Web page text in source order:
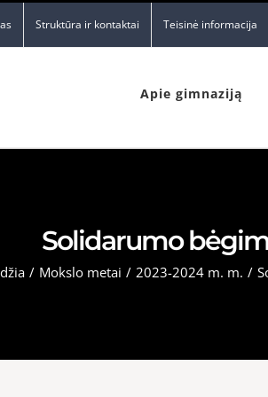
Struktūra ir kontaktai Teisinė informacija
Apie gimnaziją
Solidarumo
/ Mokslo metai / 2023-2024 m. m. /